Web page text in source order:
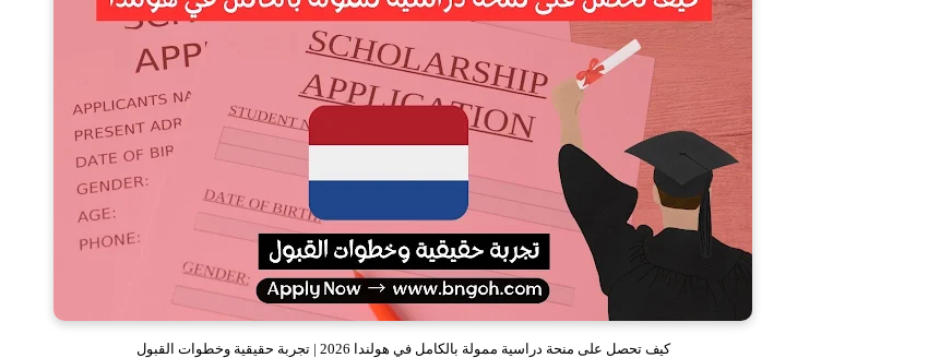
كيف تحصل على منحة دراسية ممولة بالكامل في هولندا 2026 | تجربة حقيقية وخطوات القبول